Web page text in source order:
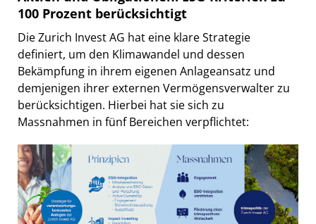
100 Prozent berücksichtigt
Die Zurich Invest AG hat eine klare Strategie
definiert, um den Klimawandel und dessen
Bekämpfung in ihrem eigenen Anlageansatz und
demjenigen ihrer externen Vermögensverwalter zu
berücksichtigen. Hierbei hat sie sich zu
Massnahmen in fünf Bereichen verpflichtet: